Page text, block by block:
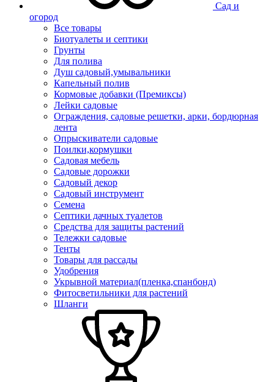
Сад и
огород
Все товары
Биотуалеты и септики
Грунты
Для полива
Душ садовый,умывальники
Капельный полив
Кормовые добавки (Премиксы)
Лейки садовые
Ограждения, садовые решетки, арки, бордюрная
лента
Опрыскиватели садовые
Поилки,кормушки
Садовая мебель
Садовые дорожки
Садовый декор
Садовый инструмент
Семена
Септики дачных туалетов
Средства для защиты растений
Тележки садовые
Тенты
Товары для рассады
Удобрения
Укрывной материал(пленка,спанбонд)
Фитосветильники для растений
Шланги